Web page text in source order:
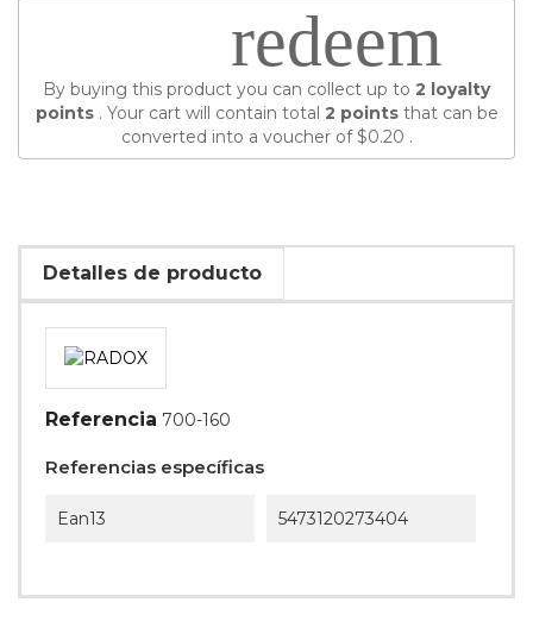
redeem
By buying this product you can collect up to 2 loyalty
points. Your cart will contain total 2 pointsthat can be
converted into a voucher of$0.20 .
Detalles de producto
Referencia 700-160
Referencias específicas
Ean13 5473120273404